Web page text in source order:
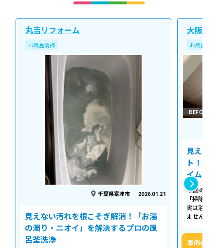
丸吉リフォーム
お風呂清掃
千葉県富津市 2026.01.21
見えない汚れを根こそぎ解消！「お湯
の濁り・ニオイ」を解決するプロの風
呂釜洗浄
大阪北
お風呂清掃
BEFORE
見えな
ト！徹
イム
今回の作
「掃除し
実は浴槽
ません。
事例の詳